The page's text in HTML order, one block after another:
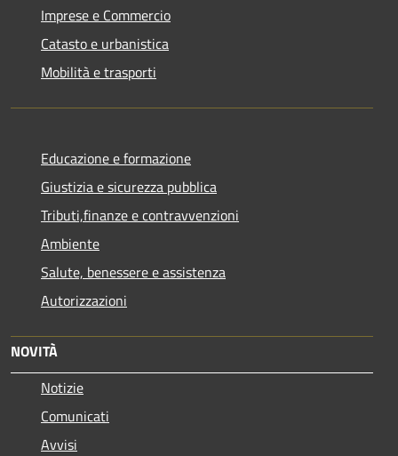
Imprese e Commercio
Catasto e urbanistica
Mobilità e trasporti
Educazione e formazione
Giustizia e sicurezza pubblica
Tributi,finanze e contravvenzioni
Ambiente
Salute, benessere e assistenza
Autorizzazioni
NOVITÀ
Notizie
Comunicati
Avvisi